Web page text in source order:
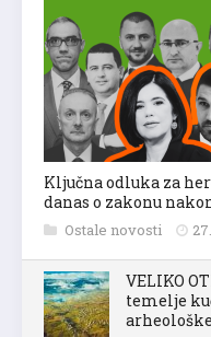
Ključna odluka za
danas o zakonu
Ostale novosti
VELIKO
temelje